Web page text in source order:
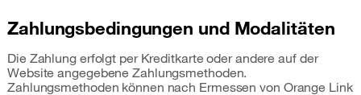
Zahlungsbedingungen und Modalitäten
Die Zahlung erfolgt per Kreditkarte oder andere auf der
Website angegebene Zahlungsmethoden.
Zahlungsmethoden können nach Ermessen von Orange Link